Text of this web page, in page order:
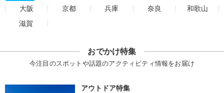
大阪
京都 兵庫 奈良
和歌山
滋賀
おでかけ特集
今注目のスポットや話題のアクティビティ情報をお届け
アウトドア特集